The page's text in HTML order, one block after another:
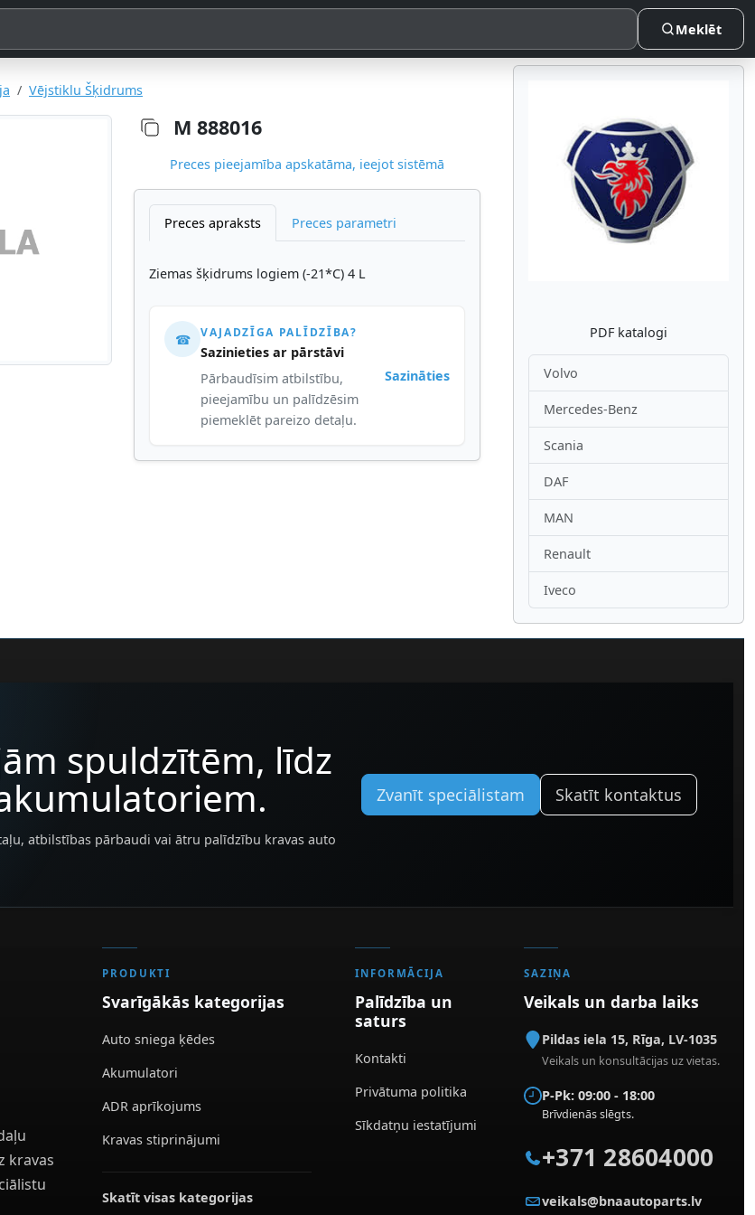
OE koda
Meklēt
Vējstiklu Šķidrums
M 888016
Preces pieejamība apskatāma, ieejot sistēmā
Preces apraksts Preces parametri
Ziemas šķidrums logiem (-21*C) 4 L
☎ VAJADZĪGA PALĪDZĪBA?
Sazinieties ar pārstāvi
Pārbaudīsim atbilstību,
pieejamību un palīdzēsim
piemeklēt pareizo detaļu.
Sazināties
Atpakaļ
PDF katalogi
Volvo
Mercedes-Benz
Scania
DAF
MAN
Renault
Iveco
spuldzītēm, līdz
atbilstības pārbaudi vai ātru palīdzību kravas auto
Zvanīt speciālistam Skatīt kontaktus
kravas
PRODUKTI
Svarīgākās kategorijas
Auto sniega ķēdes
Akumulatori
ADR aprīkojums
Kravas stiprinājumi
Skatīt visas kategorijas
INFORMĀCIJA
Palīdzība un
saturs
Kontakti
Privātuma politika
Sīkdatņu iestatījumi
SAZIŅA
Veikals un darba laiks
Pildas iela 15, Rīga, LV-1035
Veikals un konsultācijas uz vietas.
P-Pk: 09:00 - 18:00
Brīvdienās slēgts.
+371 28604000
veikals@bnaautoparts.lv